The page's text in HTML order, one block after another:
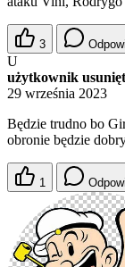
3
U
użytkownik
29 września 2023
Będzie trudno bo
obronie będzie
1